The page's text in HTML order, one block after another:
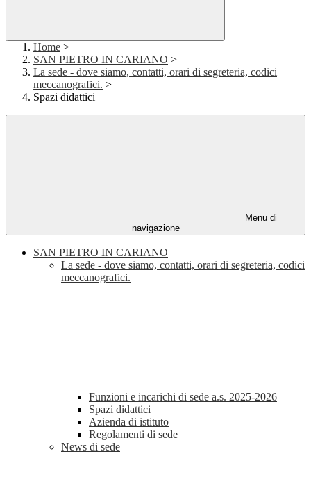
Home >
SAN PIETRO IN CARIANO >
La sede - dove siamo, contatti, orari di segreteria, codici
meccanografici. >
Spazi didattici
Menu di
navigazione
SAN PIETRO IN CARIANO
La sede - dove siamo, contatti, orari di segreteria, codici
meccanografici.
Funzioni e incarichi di sede a.s. 2025-2026
Spazi didattici
Azienda di istituto
Regolamenti di sede
News di sede